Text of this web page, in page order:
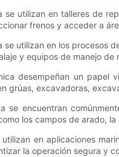
utilizan en talleres de
frenos y acceder a
se utilizan en los procesos
y equipos de manejo de
desempeñan un
grúas, excavadoras,
se encuentran
los campos de arado,
en aplicaciones
la operación segura y